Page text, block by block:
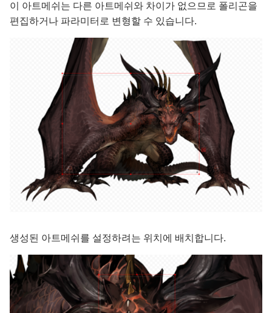
이 아트메쉬는 다른 아트메쉬와 차이가 없으므로 폴리곤을
편집하거나 파라미터로 변형할 수 있습니다.
생성된 아트메쉬를 설정하려는 위치에 배치합니다.